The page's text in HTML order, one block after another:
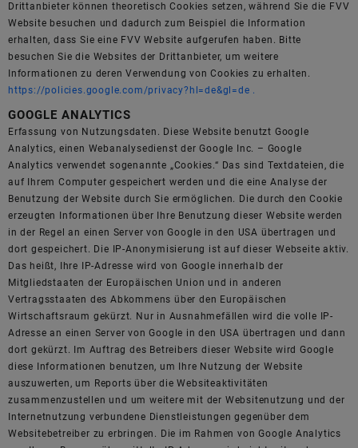
Drittanbieter können theoretisch Cookies setzen, während Sie die FVV
Website besuchen und dadurch zum Beispiel die Information
erhalten, dass Sie eine FVV Website aufgerufen haben. Bitte
besuchen Sie die Websites der Drittanbieter, um weitere
Informationen zu deren Verwendung von Cookies zu erhalten.
https://policies.google.com/privacy?hl=de&gl=de .
GOOGLE ANALYTICS
Erfassung von Nutzungsdaten. Diese Website benutzt Google
Analytics, einen Webanalysedienst der Google Inc. – Google
Analytics verwendet sogenannte „Cookies.“ Das sind Textdateien, die
auf Ihrem Computer gespeichert werden und die eine Analyse der
Benutzung der Website durch Sie ermöglichen. Die durch den Cookie
erzeugten Informationen über Ihre Benutzung dieser Website werden
in der Regel an einen Server von Google in den USA übertragen und
dort gespeichert. Die IP-Anonymisierung ist auf dieser Webseite aktiv.
Das heißt, Ihre IP-Adresse wird von Google innerhalb der
Mitgliedstaaten der Europäischen Union und in anderen
Vertragsstaaten des Abkommens über den Europäischen
Wirtschaftsraum gekürzt. Nur in Ausnahmefällen wird die volle IP-
Adresse an einen Server von Google in den USA übertragen und dann
dort gekürzt. Im Auftrag des Betreibers dieser Website wird Google
diese Informationen benutzen, um Ihre Nutzung der Website
auszuwerten, um Reports über die Websiteaktivitäten
zusammenzustellen und um weitere mit der Websitenutzung und der
Internetnutzung verbundene Dienstleistungen gegenüber dem
Websitebetreiber zu erbringen. Die im Rahmen von Google Analytics